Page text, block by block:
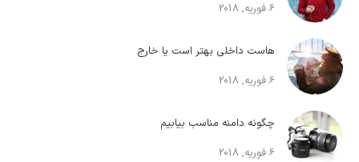
6 فوریه, 2018
هاست داخلی بهتر است یا خارج
6 فوریه, 2018
چگونه دامنه مناسب بیابیم
6 فوریه, 2018